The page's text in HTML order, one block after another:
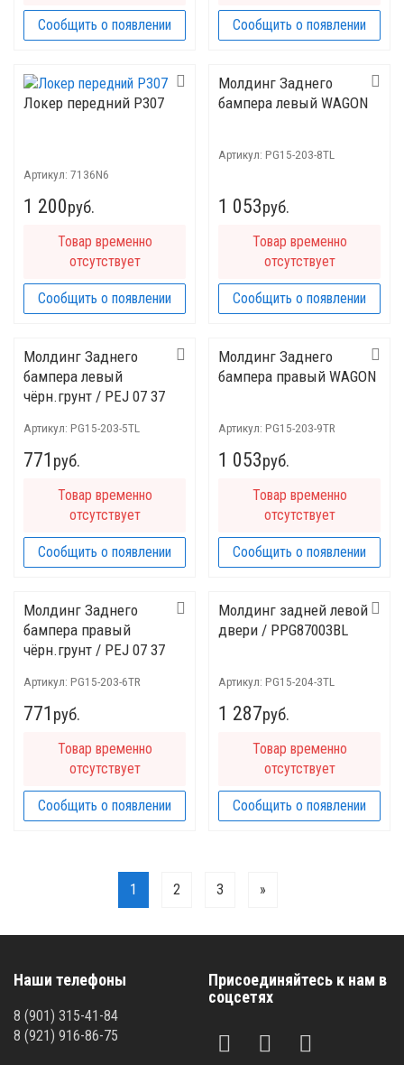
Сообщить о появлении Сообщить о появлении
Локер передний Р307
Артикул: 7136N6
1 200руб.
Товар временно
отсутствует
Сообщить о появлении
Молдинг Заднего
бампера левый WAGON
Артикул: PG15-203-8TL
1 053руб.
Товар временно
отсутствует
Сообщить о появлении
Молдинг Заднего
бампера левый
чёрн.грунт / PEJ 07 37
Артикул: PG15-203-5TL
771 руб.
Товар временно
отсутствует
Сообщить о появлении
Молдинг Заднего
бампера правый WAGON
Артикул: PG15-203-9TR
1 053руб.
Товар временно
отсутствует
Сообщить о появлении
Молдинг Заднего
бампера правый
чёрн.грунт / PEJ 07 37
Артикул: PG15-203-6TR
771 руб.
Товар временно
отсутствует
Сообщить о появлении
Молдинг задней левой
двери / PPG87003BL
Артикул: PG15-204-3TL
1 287руб.
Товар временно
отсутствует
Сообщить о появлении
1 2 3 »
Наши телефоны
8 (901) 315-41-84
8 (921) 916-86-75
Присоединяйтесь к нам в
соцсетях